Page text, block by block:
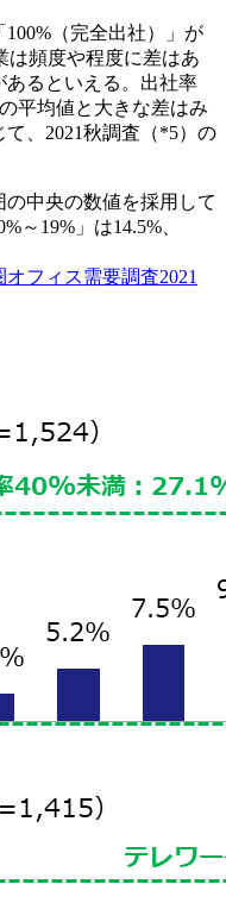
（完全出社）」が
は頻度や程度に差はあ
あるといえる。出社率
平均値と大きな差はみ
、2021秋調査（*5）の
中央の数値を採用して
～19%」は14.5%、
オフィス需要調査2021